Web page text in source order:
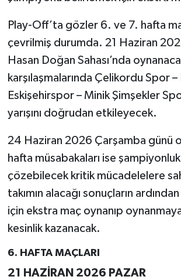
Play-Off’ta gözler 6. ve 7. hafta
çevrilmiş durumda. 21 Haziran
Hasan Doğan Sahası’nda
karşılaşmalarında Çelikordu Spor
Eskişehirspor – Minik Şimşekler
yarışını doğrudan etkileyecek.
24 Haziran 2026 Çarşamba günü
hafta müsabakaları ise
çözebilecek kritik mücadelelere
takımın alacağı sonuçların
için ekstra maç oynanıp
kesinlik kazanacak.
6. HAFTA MAÇLARI
21 HAZİRAN 2026 PAZAR